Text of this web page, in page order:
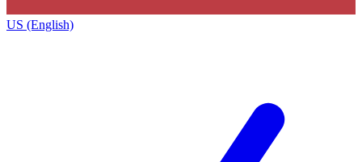
US (English)